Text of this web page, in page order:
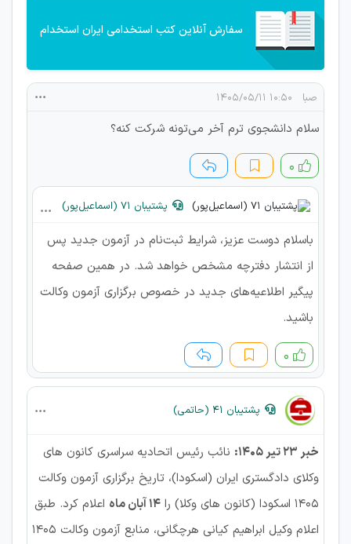
سفارش آنلاین کتب استخدامی ایران استخدام
صبا ۱۰:۵۰ ۱۴۰۵/۰۵/۱۱
سلام دانشجوی ترم آخر می‌تونه شرکت کنه؟
۰
پشتیبان 71 (اسماعیل‌پور)
باسلام دوست عزیز، شرایط ثبت‌نام در آزمون جدید پس
از انتشار دفترچه مشخص خواهد شد. در همین صفحه
پیگیر اطلاعیه‌های جدید در خصوص برگزاری آزمون وکالت
باشید.
۰
پشتیبان 41 (حاتمی)
خبر 23 تیر 1405:
نائب رئیس اتحادیه سراسری کانون های
وکلای دادگستری ایران (اسکودا)، تاریخ برگزاری آزمون وکالت
۱۴۰۵ اسکودا (کانون های وکلا) را
۱۴ آبان ماه
اعلام کرد. طبق
اعلام وکیل ابراهیم کیانی هرچگانی، منابع آزمون وکالت ۱۴۰۵